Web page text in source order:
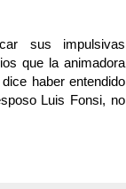
sus impulsivas
que la animadora
haber entendido
Luis Fonsi, no